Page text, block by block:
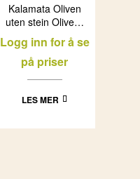
Kalamata Oliven
uten stein Olivelia
i glass (6x1L)
Logg inn for å se
på priser
LES MER